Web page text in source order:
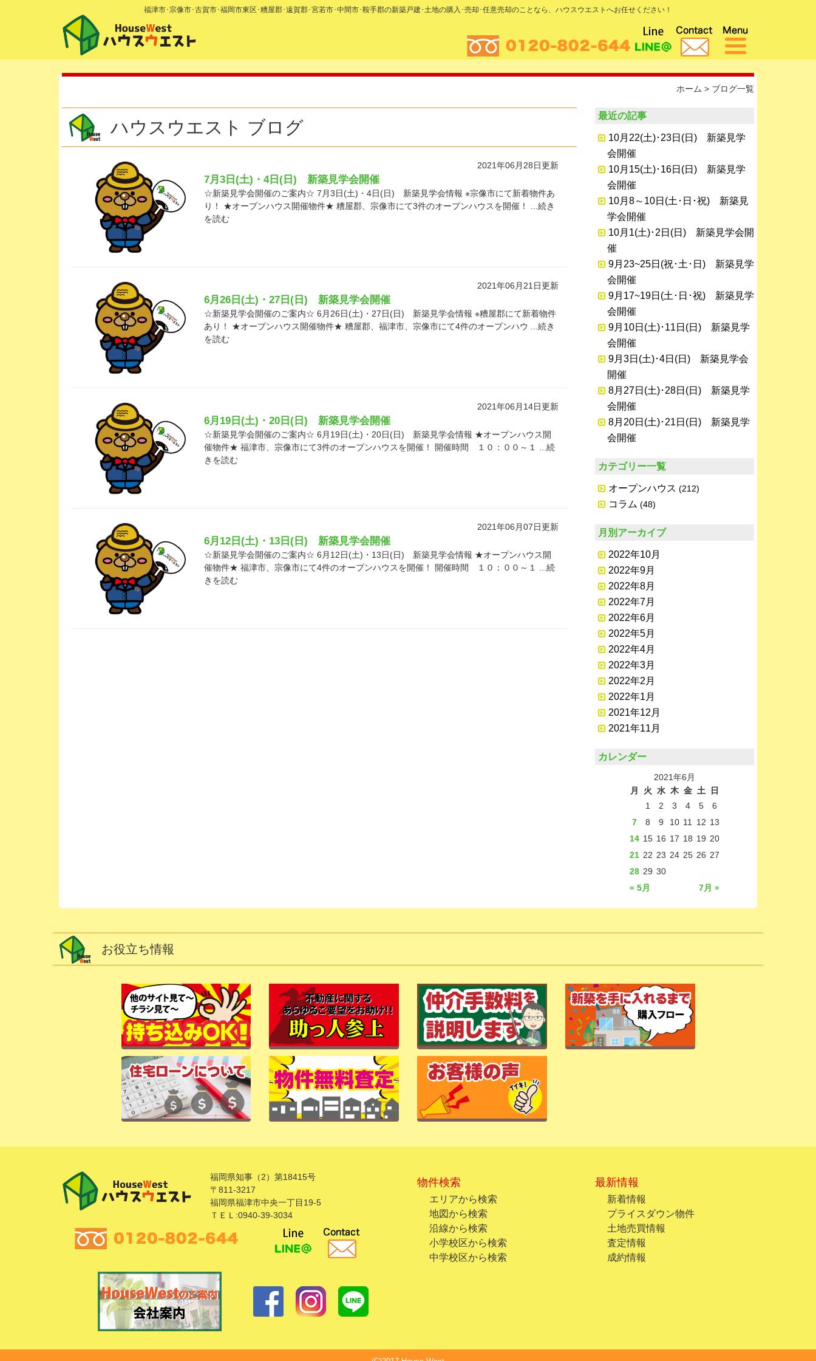
福津市･宗像市･古賀市･福岡市東区･糟屋郡･遠賀郡･宮若市･中間市･鞍手郡の新築戸建･土地の購入･売却･任意売却のことなら、ハウスウエストへお任せください！
ホーム > ブログ一覧
ハウスウエスト ブログ
2021年06月28日更新
7月3日(土)・4日(日) 新築見学会開催
☆新築見学会開催のご案内☆ 7月3日(土)・4日(日) 新築見学会情報 ※宗像市にて新着物件あ
り！ ★オープンハウス開催物件★ 糟屋郡、宗像市にて3件のオープンハウスを開催！ ...続き
を読む
2021年06月21日更新
6月26日(土)・27日(日) 新築見学会開催
☆新築見学会開催のご案内☆ 6月26日(土)・27日(日) 新築見学会情報 ※糟屋郡にて新着物件
あり！ ★オープンハウス開催物件★ 糟屋郡、福津市、宗像市にて4件のオープンハウ ...続き
を読む
2021年06月14日更新
6月19日(土)・20日(日) 新築見学会開催
☆新築見学会開催のご案内☆ 6月19日(土)・20日(日) 新築見学会情報 ★オープンハウス開
催物件★ 福津市、宗像市にて3件のオープンハウスを開催！ 開催時間 １０：００～１ ...続
きを読む
2021年06月07日更新
6月12日(土)・13日(日) 新築見学会開催
☆新築見学会開催のご案内☆ 6月12日(土)・13日(日) 新築見学会情報 ★オープンハウス開
催物件★ 福津市、宗像市にて4件のオープンハウスを開催！ 開催時間 １０：００～１ ...続
きを読む
最近の記事
10月22(土)･23日(日) 新築見学
会開催
10月15(土)･16日(日) 新築見学
会開催
10月8～10日(土･日･祝) 新築見
学会開催
10月1(土)･2日(日) 新築見学会開
催
9月23~25日(祝･土･日) 新築見学
会開催
9月17~19日(土･日･祝) 新築見学
会開催
9月10日(土)･11日(日) 新築見学
会開催
9月3日(土)･4日(日) 新築見学会
開催
8月27日(土)･28日(日) 新築見学
会開催
8月20日(土)･21日(日) 新築見学
会開催
カテゴリー一覧
オープンハウス (212)
コラム (48)
月別アーカイブ
2022年10月
2022年9月
2022年8月
2022年7月
2022年6月
2022年5月
2022年4月
2022年3月
2022年2月
2022年1月
2021年12月
2021年11月
カレンダー
2021年6月
月
火 水 木 金 土 日
« 5月 7月 »
1 2 3 4 5
6
7
8 9 10 11 12 13
14 15 16 17 18 19 20
21 22 23 24 25 26 27
28 29 30
お役立ち情報
福岡県知事（2）第18415号
〒811-3217
福岡県福津市中央一丁目19-5
ＴＥＬ:0940-39-3034
物件検索
エリアから検索
地図から検索
沿線から検索
小学校区から検索
中学校区から検索
最新情報
新着情報
プライスダウン物件
土地売買情報
査定情報
成約情報